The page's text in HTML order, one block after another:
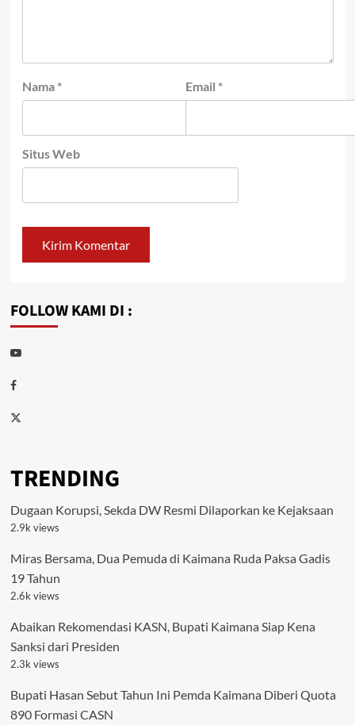
Nama * Email *
Situs Web
FOLLOW KAMI DI :
Youtube
Facebook
Twitter
TRENDING
Dugaan Korupsi, Sekda DW Resmi Dilaporkan ke Kejaksaan
2.9k views
Miras Bersama, Dua Pemuda di Kaimana Ruda Paksa Gadis
19 Tahun
2.6k views
Abaikan Rekomendasi KASN, Bupati Kaimana Siap Kena
Sanksi dari Presiden
2.3k views
Bupati Hasan Sebut Tahun Ini Pemda Kaimana Diberi Quota
890 Formasi CASN